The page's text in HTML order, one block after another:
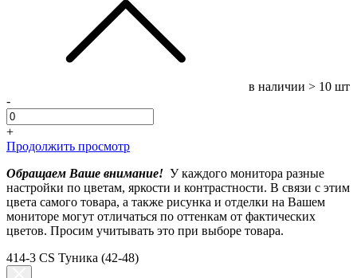
в наличии > 10 шт
-
+
Продолжить просмотр
Обращаем Ваше внимание! У каждого монитора разные
настройки по цветам, яркости и контрастности. В связи с этим
цвета самого товара, а также рисунка и отделки на Вашем
мониторе могут отличаться по оттенкам от фактических
цветов. Просим учитывать это при выборе товара.
414-3 CS Туника (42-48)